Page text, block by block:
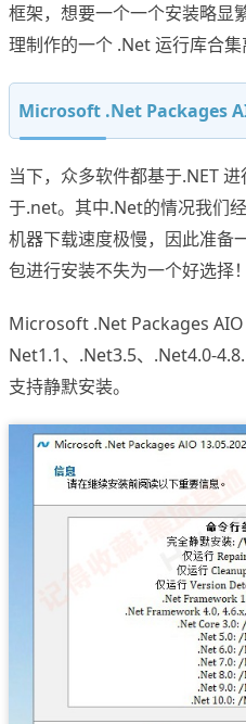
框架，想要一个一个安装略显
理制作的一个 .Net 运行库合集
Microsoft .Net Packages
当下，众多软件都基于.NET
于.net。其中.Net的情况我们
机器下载速度极慢，因此准备
包进行安装不失为一个好选择！
Microsoft .Net Packages
Net1.1、.Net3.5、.Net4.0-
支持静默安装。